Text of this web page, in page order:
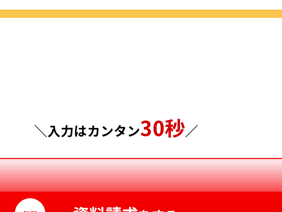
神奈川県
愛知県
徳島県
愛媛県 沖縄県
＼入力はカンタン30秒／